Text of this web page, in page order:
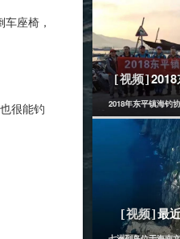
座椅，
很能钓
[视频]
2018年东平镇海钓
[船、矶]
[视频]最